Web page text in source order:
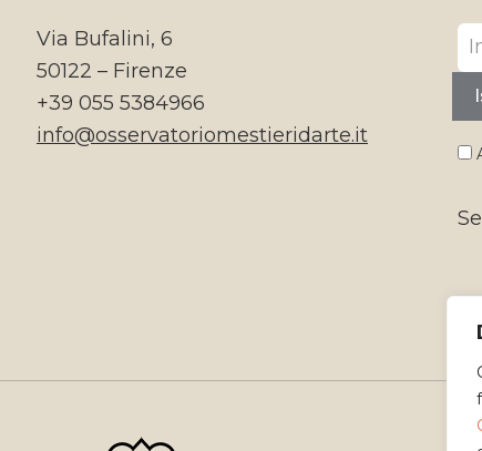
Via Bufalini, 6
50122 – Firenze
+39 055 5384966
info@osservatoriomestieridarte.it